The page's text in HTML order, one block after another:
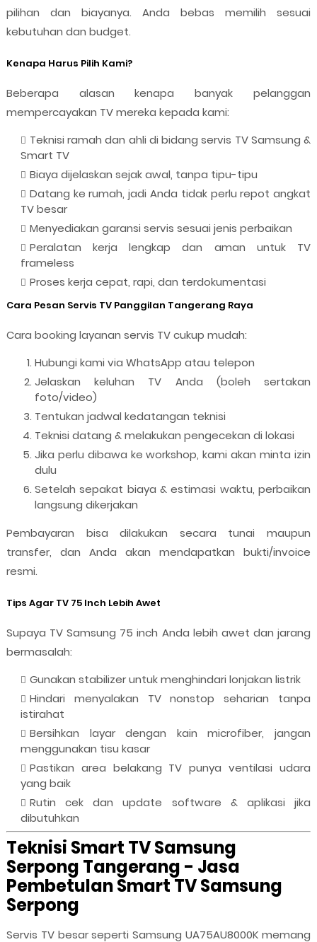
pilihan dan biayanya. Anda bebas memilih sesuai
kebutuhan dan budget.
Kenapa Harus Pilih Kami?
Beberapa alasan kenapa banyak pelanggan
mempercayakan TV mereka kepada kami:
Teknisi ramah dan ahli di bidang servis TV Samsung &
Smart TV
Biaya dijelaskan sejak awal, tanpa tipu-tipu
Datang ke rumah, jadi Anda tidak perlu repot angkat
TV besar
Menyediakan garansi servis sesuai jenis perbaikan
Peralatan kerja lengkap dan aman untuk TV
frameless
Proses kerja cepat, rapi, dan terdokumentasi
Cara Pesan Servis TV Panggilan Tangerang Raya
Cara booking layanan servis TV cukup mudah:
Hubungi kami via WhatsApp atau telepon
Jelaskan keluhan TV Anda (boleh sertakan
foto/video)
Tentukan jadwal kedatangan teknisi
Teknisi datang & melakukan pengecekan di lokasi
Jika perlu dibawa ke workshop, kami akan minta izin
dulu
Setelah sepakat biaya & estimasi waktu, perbaikan
langsung dikerjakan
Pembayaran bisa dilakukan secara tunai maupun
transfer, dan Anda akan mendapatkan bukti/invoice
resmi.
Tips Agar TV 75 Inch Lebih Awet
Supaya TV Samsung 75 inch Anda lebih awet dan jarang
bermasalah:
Gunakan stabilizer untuk menghindari lonjakan listrik
Hindari menyalakan TV nonstop seharian tanpa
istirahat
Bersihkan layar dengan kain microfiber, jangan
menggunakan tisu kasar
Pastikan area belakang TV punya ventilasi udara
yang baik
Rutin cek dan update software & aplikasi jika
dibutuhkan
Teknisi Smart TV Samsung
Serpong Tangerang - Jasa
Pembetulan Smart TV Samsung
Serpong
Servis TV besar seperti Samsung UA75AU8000K memang